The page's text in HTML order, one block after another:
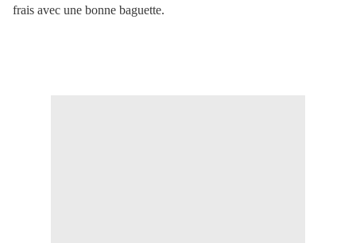
frais avec une bonne baguette.